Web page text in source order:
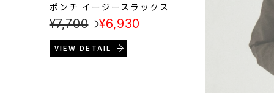
ポンチ イージースラックス
¥7,700 ¥6,930
VIEW DETAIL